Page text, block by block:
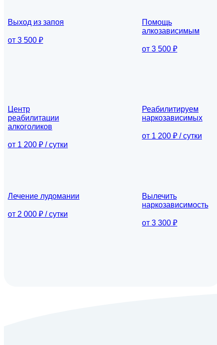
Выход из запоя
от 3 500 ₽
Помощь
алкозависимым
от 3 500 ₽
Центр
реабилитации
алкоголиков
от 1 200 ₽ / сутки
Реабилитируем
наркозависимых
от 1 200 ₽ / сутки
Лечение лудомании
от 2 000 ₽ / сутки
Вылечить
наркозависимость
от 3 300 ₽